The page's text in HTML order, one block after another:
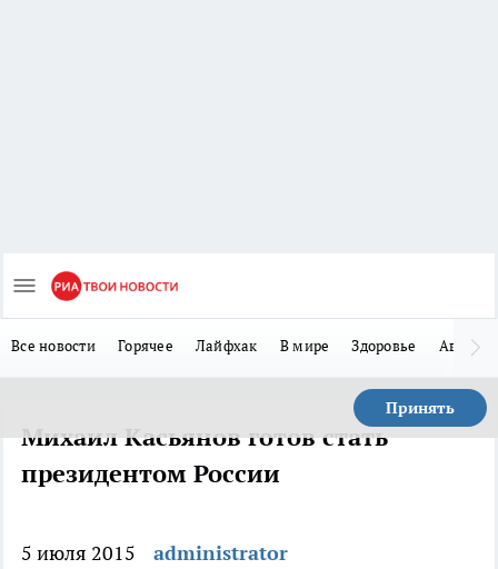
Все новости Горячее Лайфхак В мире Здоровье Авто
Принять
Михаил Касьянов готов стать
президентом России
5 июля 2015
administrator